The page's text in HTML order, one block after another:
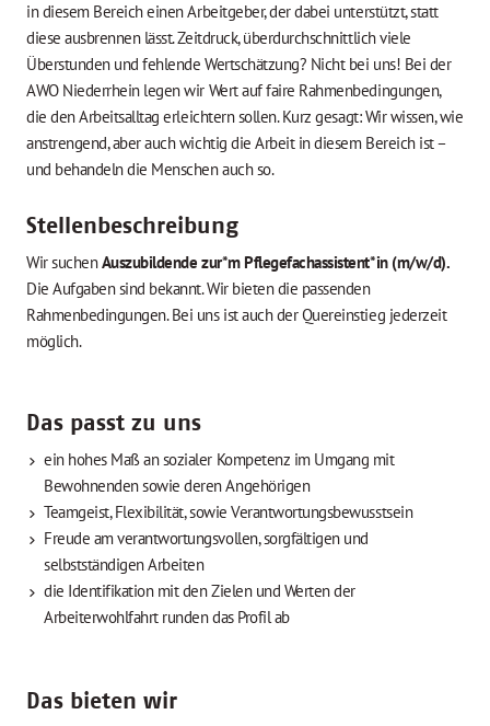
in diesem Bereich einen Arbeitgeber, der dabei unterstützt, statt
diese ausbrennen lässt. Zeitdruck, überdurchschnittlich viele
Überstunden und fehlende Wertschätzung? Nicht bei uns! Bei der
AWO Niederrhein legen wir Wert auf faire Rahmenbedingungen,
die den Arbeitsalltag erleichtern sollen. Kurz gesagt: Wir wissen, wie
anstrengend, aber auch wichtig die Arbeit in diesem Bereich ist –
und behandeln die Menschen auch so.
Stellenbeschreibung
Wir suchenAuszubildende zur*m Pflegefachassistent*in (m/w/d).
Die Aufgaben sind bekannt. Wir bieten die passenden
Rahmenbedingungen. Bei uns ist auch der Quereinstieg jederzeit
möglich.
Das passt zu uns
ein hohes Maß an sozialer Kompetenz im Umgang mit
Bewohnenden sowie deren Angehörigen
Teamgeist, Flexibilität, sowie Verantwortungsbewusstsein
Freude am verantwortungsvollen, sorgfältigen und
selbstständigen Arbeiten
die Identifikation mit den Zielen und Werten der
Arbeiterwohlfahrt runden das Profil ab
Das bieten wir